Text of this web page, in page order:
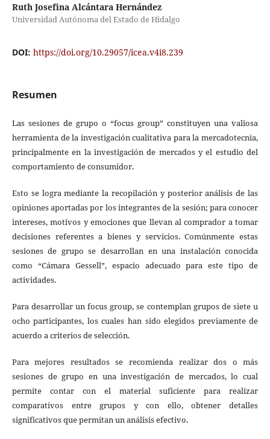
Ruth Josefina Alcántara Hernández
Universidad Autónoma del Estado de Hidalgo
DOI: https://doi.org/10.29057/icea.v4i8.239
Resumen
Las sesiones de grupo o “focus group” constituyen una valiosa
herramienta de la investigación cualitativa para la mercadotecnia,
principalmente en la investigación de mercados y el estudio del
comportamiento de consumidor.
Esto se logra mediante la recopilación y posterior análisis de las
opiniones aportadas por los integrantes de la sesión; para conocer
intereses, motivos y emociones que llevan al comprador a tomar
decisiones referentes a bienes y servicios. Comúnmente estas
sesiones de grupo se desarrollan en una instalación conocida
como “Cámara Gessell”, espacio adecuado para este tipo de
actividades.
Para desarrollar un focus group, se contemplan grupos de siete u
ocho participantes, los cuales han sido elegidos previamente de
acuerdo a criterios de selección.
Para mejores resultados se recomienda realizar dos o más
sesiones de grupo en una investigación de mercados, lo cual
permite contar con el material suficiente para realizar
comparativos entre grupos y con ello, obtener detalles
significativos que permitan un análisis efectivo.